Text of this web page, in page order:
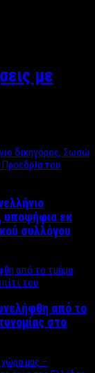
με
υποψήφια εκ
συλλόγου
από το
στο